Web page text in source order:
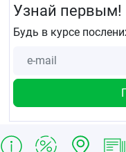
Узнай первым!
Будь в курсе